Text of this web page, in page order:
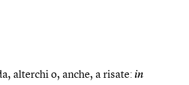
alterchi o, anche, a risate: in